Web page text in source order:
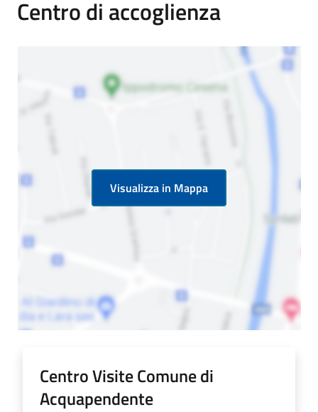
Centro di accoglienza
Visualizza in Mappa
Centro Visite Comune di
Acquapendente